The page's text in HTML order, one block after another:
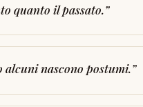
quanto il passato.”
nascono postumi.”